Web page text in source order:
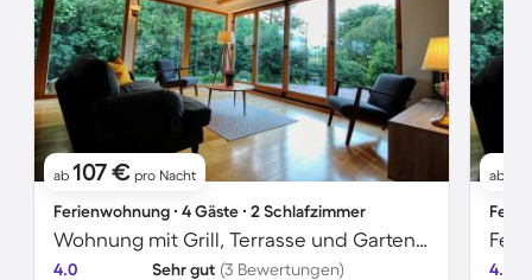
ab 107 € pro Nacht
Ferienwohnung ∙ 4 Gäste ∙ 2 Schlafzimmer
Wohnung mit Grill, Terrasse und Garten | Gartenblick
4.0 Sehr gut (3 Bewertungen)
ab
4.7